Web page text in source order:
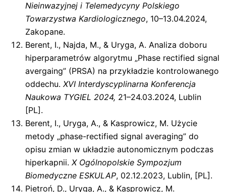
Nieinwazyjnej i Telemedycyny Polskiego
Towarzystwa Kardiologicznego, 10–13.04.2024,
Zakopane.
Berent, I., Najda, M., & Uryga, A. Analiza doboru
hiperparametrów algorytmu „Phase rectified signal
avergaing” (PRSA) na przykładzie kontrolowanego
oddechu. XVI Interdyscyplinarna Konferencja
Naukowa TYGIEL 2024, 21–24.03.2024, Lublin
[PL].
Berent, I., Uryga, A., & Kasprowicz, M. Użycie
metody „phase-rectified signal averaging” do
opisu zmian w układzie autonomicznym podczas
hiperkapnii. X Ogólnopolskie Sympozjum
Biomedyczne ESKULAP, 02.12.2023, Lublin, [PL].
Pietroń, D., Uryga, A., & Kasprowicz, M.